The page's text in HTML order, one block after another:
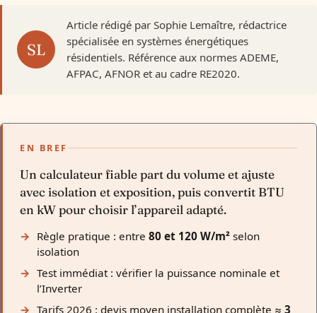
Article rédigé par Sophie Lemaître, rédactrice
spécialisée en systèmes énergétiques
résidentiels. Référence aux normes ADEME,
AFPAC, AFNOR et au cadre RE2020.
EN BREF
Un calculateur fiable part du volume et ajuste
avec isolation et exposition, puis convertit BTU
en kW pour choisir l’appareil adapté.
Règle pratique : entre80 et 120 W/m² selon
isolation
Test immédiat : vérifier la puissance nominale et
l’Inverter
Tarifs 2026 : devis moyen installation complète ≈3